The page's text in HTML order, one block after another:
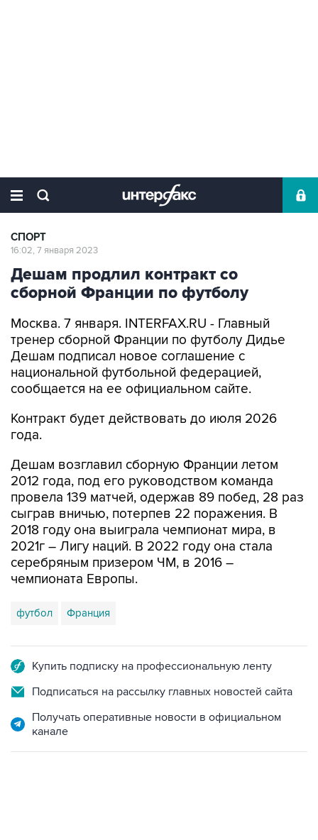
СПОРТ
16:02, 7 января 2023
Дешам продлил контракт со
сборной Франции по футболу
Москва. 7 января. INTERFAX.RU - Главный
тренер сборной Франции по футболу Дидье
Дешам подписал новое соглашение с
национальной футбольной федерацией,
сообщается на ее официальном сайте.
Контракт будет действовать до июля 2026
года.
Дешам возглавил сборную Франции летом
2012 года, под его руководством команда
провела 139 матчей, одержав 89 побед, 28 раз
сыграв вничью, потерпев 22 поражения. В
2018 году она выиграла чемпионат мира, в
2021г – Лигу наций. В 2022 году она стала
серебряным призером ЧМ, в 2016 –
чемпионата Европы.
футбол Франция
Купить подписку на профессиональную ленту
Подписаться на рассылку главных новостей сайта
Получать оперативные новости в официальном
канале